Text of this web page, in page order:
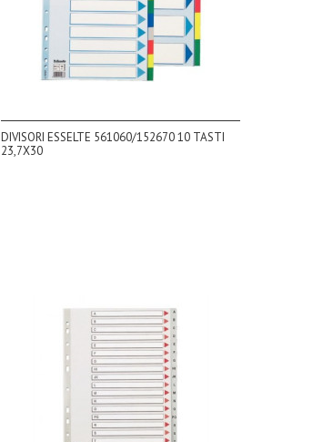
DIVISORI ESSELTE 561060/152670 10 TASTI
23,7X30